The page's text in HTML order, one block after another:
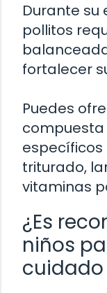
Durante su
pollitos
fortalecer
Puedes
triturado,
vitaminas
¿Es
niños
cuidado